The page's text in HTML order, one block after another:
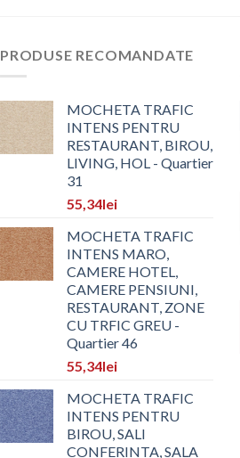
PRODUSE RECOMANDATE
MOCHETA TRAFIC
INTENS PENTRU
RESTAURANT, BIROU,
LIVING, HOL - Quartier
31
55,34lei
MOCHETA TRAFIC
INTENS MARO,
CAMERE HOTEL,
CAMERE PENSIUNI,
RESTAURANT, ZONE
CU TRFIC GREU -
Quartier 46
55,34lei
MOCHETA TRAFIC
INTENS PENTRU
BIROU, SALI
CONFERINTA, SALA